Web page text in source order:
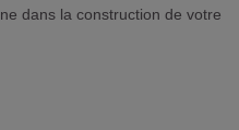
dans la construction de votre